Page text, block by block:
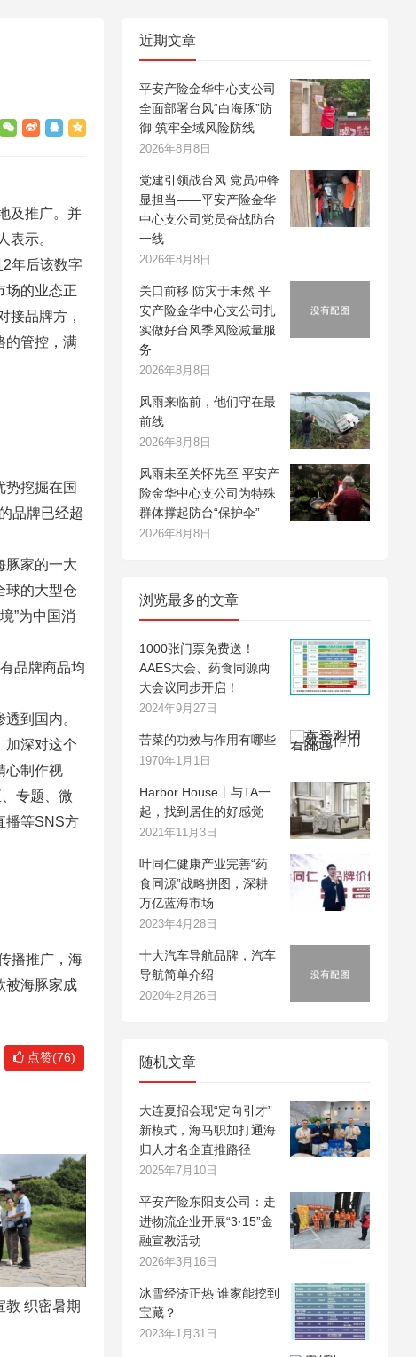
及推广。并
表示。
年后该数字
场的业态正
接品牌方，
的管控，满
挖掘在国
品牌已经超
家的一大
球的大型仓
”为中国消
品牌商品均
到国内。
加深对这个
心制作视
专题、微
播等SNS方
播推广，海
被海豚家成
点赞(76)
教 织密暑期
近期文章
平安产险金华中心支公司
全面部署台风“白海豚”防
御 筑牢全域风险防线
2026年8月8日
党建引领战台风 党员冲锋
显担当——平安产险金华
中心支公司党员奋战防台
一线
2026年8月8日
关口前移 防灾于未然 平
安产险金华中心支公司扎
实做好台风季风险减量服
务
2026年8月8日
风雨来临前，他们守在最
前线
2026年8月8日
风雨未至关怀先至 平安产
险金华中心支公司为特殊
群体撑起防台“保护伞”
2026年8月8日
浏览最多的文章
1000张门票免费送！
AAES大会、药食同源两
大会议同步开启！
2024年9月27日
苦菜的功效与作用有哪些
1970年1月1日
Harbor House丨与TA一
起，找到居住的好感觉
2021年11月3日
叶同仁健康产业完善“药
食同源”战略拼图，深耕
万亿蓝海市场
2023年4月28日
十大汽车导航品牌，汽车
导航简单介绍
2020年2月26日
随机文章
大连夏招会现“定向引才”
新模式，海马职加打通海
归人才名企直推路径
2025年7月10日
平安产险东阳支公司：走
进物流企业开展“3·15”金
融宣教活动
2026年3月16日
冰雪经济正热 谁家能挖到
宝藏？
2023年1月31日